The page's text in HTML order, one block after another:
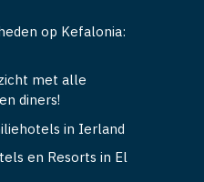
op Kefalonia:
met alle
diners!
in Ierland
en Resorts in El